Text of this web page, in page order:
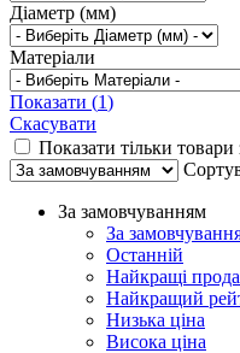
Діаметр (мм)
Матеріали
Показати (1)
Скасувати
Показати тільки
За замовчуванням
За
Останній
Найкращі
Найкращий
Низька ціна
Висока ціна